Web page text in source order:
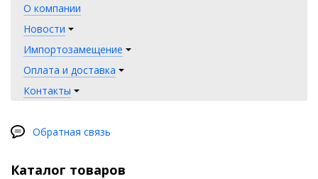
О компании
Новости
Импортозамещение
Оплата и доставка
Контакты
Обратная связь
Каталог товаров